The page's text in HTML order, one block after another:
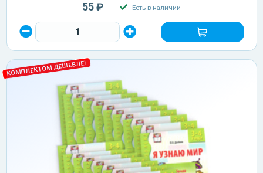
55 ₽ Есть в наличии
КОМПЛЕКТОМ ДЕШЕВЛЕ!